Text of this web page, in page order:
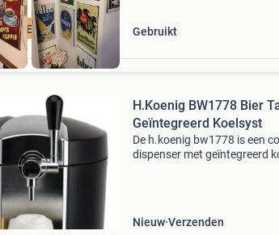
Gebruikt
H.Koenig BW1778 Bier
Geïntegreerd Koelsyst
De h.koenig bw1778 is een
dispenser met geïntegreerd
Nieuw Verzenden